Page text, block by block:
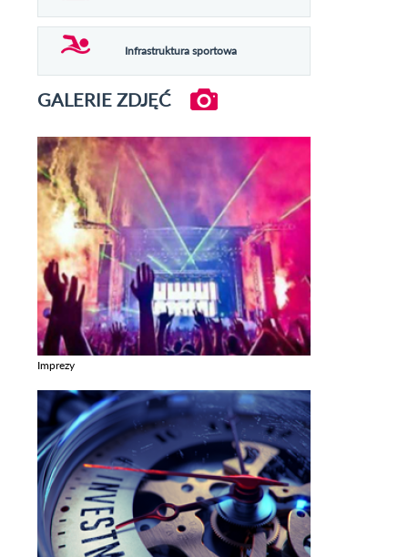
Infrastruktura sportowa
GALERIE ZDJĘĆ
Imprezy